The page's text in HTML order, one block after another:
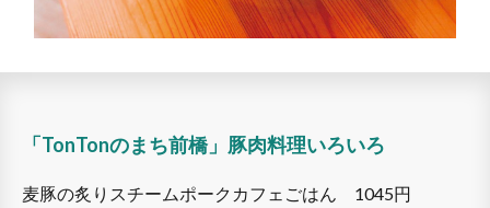
「TonTonのまち前橋」豚肉料理いろいろ
麦豚の炙りスチームポークカフェごはん 1045円